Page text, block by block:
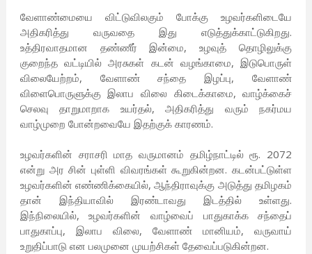
வேளாண்மையை விட்டுவிலகும் போக்கு உழவர்களிடையே
அதிகரித்து வருவதை இது எடுத்துக்காட்டுகிறது.
உத்திரவாதமான தண்ணீர் இன்மை, உழவுத் தொழிலுக்கு
குறைந்த வட்டியில் அரசுகள் கடன் வழங்காமை, இடுபொருள்
விலையேற்றம், வேளாண் சந்தை இழப்பு, வேளாண்
விளைபொருளுக்கு இலாப விலை கிடைக்காமை, வாழ்க்கைச்
செலவு தாறுமாறாக உயர்தல், அதிகரித்து வரும் நகர்மய
வாழ்முறை போன்றவையே இதற்குக் காரணம்.
உழவர்களின் சராசரி மாத வருமானம் தமிழ்நாட்டில் ரூ. 2072
என்று அர சின் புள்ளி விவரங்கள் கூறுகின்றன. கடன்பட்டுள்ள
உழவர்களின் எண்ணிக்கையில், ஆந்திராவுக்கு அடுத்து தமிழகம்
தான் இந்தியாவில் இரண்டாவது இடத்தில் உள்ளது.
இந்நிலையில், உழவர்களின் வாழ்வைப் பாதுகாக்க சந்தைப்
பாதுகாப்பு, இலாப விலை, வேளாண் மானியம், வருவாய்
உறுதிப்பாடு என பலமுனை முயற்சிகள் தேவைப்படுகின்றன.